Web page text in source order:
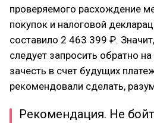
проверяемого расхождение
покупок и налоговой
составило 2 463 399 ₽.
следует запросить обратно
зачесть в счет будущих
рекомендовали сделать,
Рекомендация. Не